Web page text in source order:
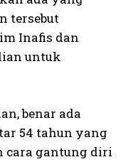
tersebut
Inafis dan
untuk
benar ada
54 tahun yang
cara gantung diri